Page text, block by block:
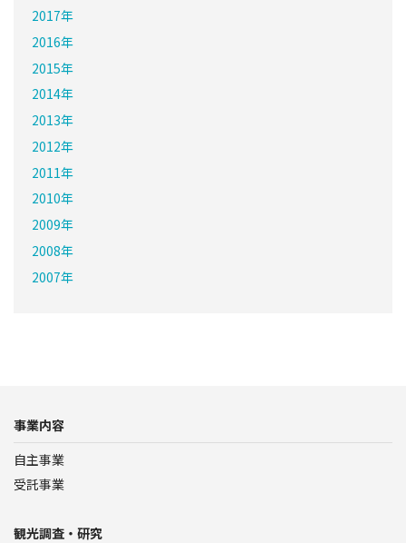
2017年
2016年
2015年
2014年
2013年
2012年
2011年
2010年
2009年
2008年
2007年
事業内容
自主事業
受託事業
観光調査・研究